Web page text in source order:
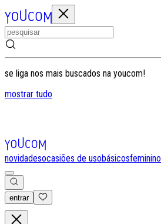
se liga nos mais buscados na youcom!
mostrar tudo
novidadesocasiões de usobásicosfeminino
entrar